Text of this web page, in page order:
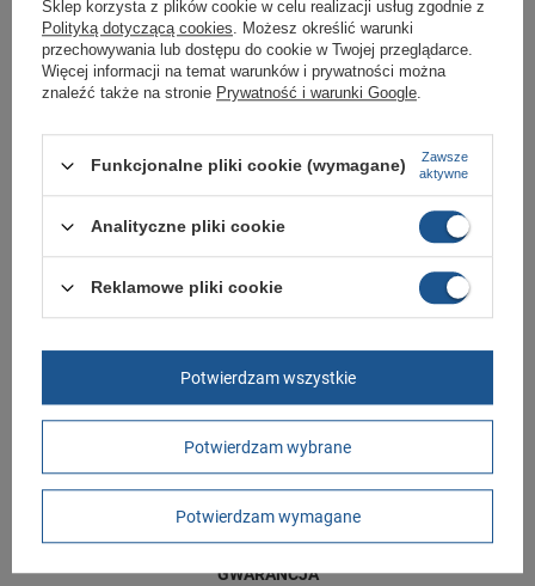
oryginalny i pochodzi z oficjalnej sieci dystrybucyjnej.
W ciągu 30 dni możesz dokonać zwrotu bądź wymiany towaru bez
podania przyczyny.
Gwarancja
Kolor beżowy
Materiał zewnętrzny
Długość towaru w
30
Więcej
Wysokość towaru w
12
GWARANCJA
Sklep korzysta z plików cookie w celu realizacji usług zgodnie z
Polityką dotyczącą cookies. Możesz określić warunki
przechowywania lub dostępu do cookie w Twojej przeglądarce.
Więcej informacji na temat warunków i prywatności można
znaleźć także na stronie Prywatność i warunki Google.
Funkcjonalne pliki cookie (wymagane)
Zawsze
aktywne
Analityczne pliki cookie
Reklamowe pliki cookie
Potwierdzam wybrane
Potwierdzam wymagane
Potwierdzam wszystkie